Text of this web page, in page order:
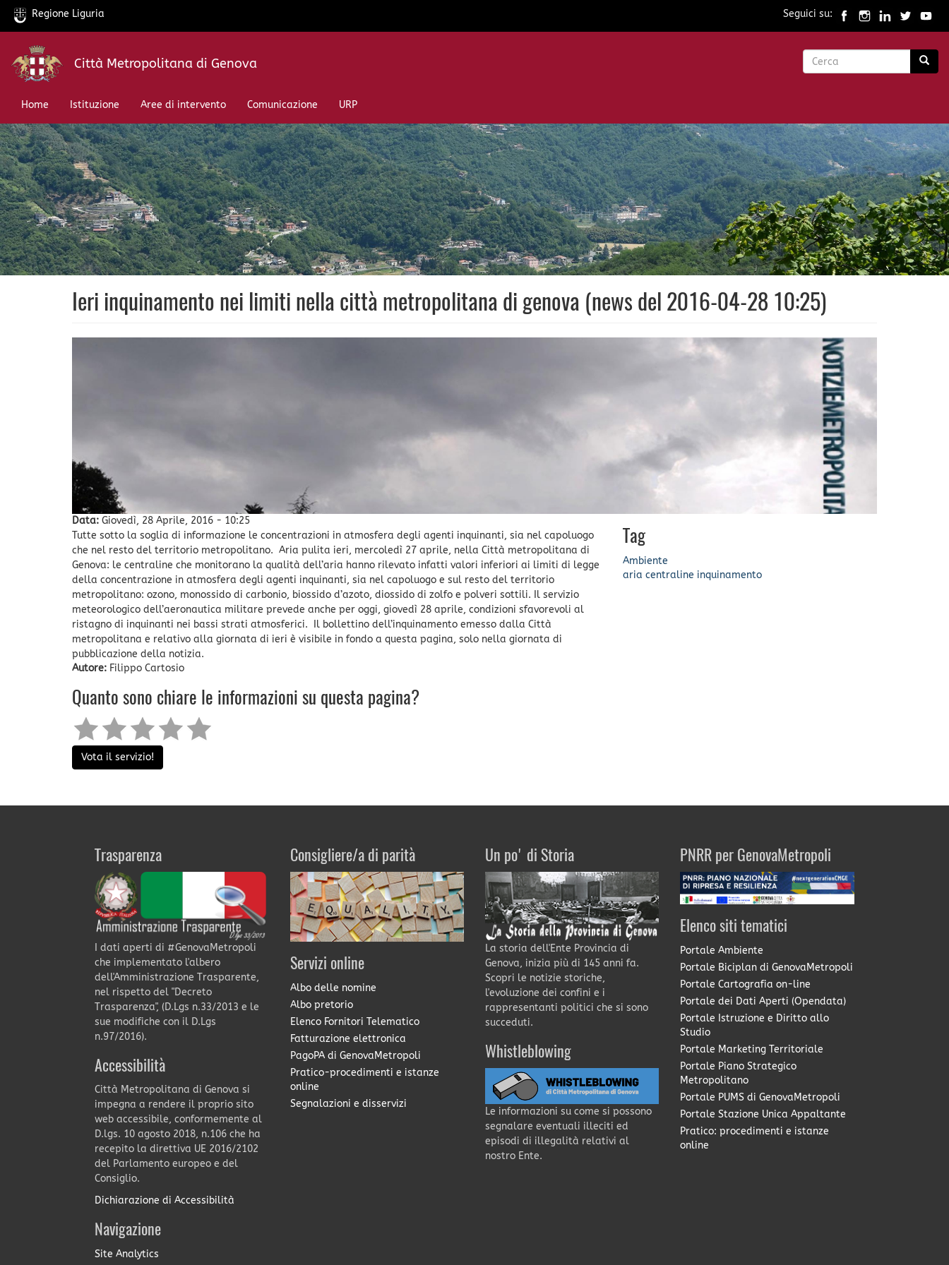
Salta
contenuto
Regione Liguria Seguici su:
Città Metropolitana di Genova
Form
Home
Istituzione Aree di intervento Comunicazione URP
Ieri inquinamento nei limiti nella città metropolitana di genova (news del 2016-04-28 10:25)
Data: Giovedì, 28 Aprile, 2016 - 10:25
Tutte sotto la soglia di informazione le concentrazioni in atmosfera degli agenti inquinanti, sia nel capoluogo
che nel resto del territorio metropolitano. Aria pulita ieri, mercoledì 27 aprile, nella Città metropolitana di
Genova: le centraline che monitorano la qualità dell’aria hanno rilevato infatti valori inferiori ai limiti di legge
della concentrazione in atmosfera degli agenti inquinanti, sia nel capoluogo e sul resto del territorio
metropolitano: ozono, monossido di carbonio, biossido d’azoto, diossido di zolfo e polveri sottili. Il servizio
meteorologico dell’aeronautica militare prevede anche per oggi, giovedì 28 aprile, condizioni sfavorevoli al
ristagno di inquinanti nei bassi strati atmosferici. Il bollettino dell’inquinamento emesso dalla Città
metropolitana e relativo alla giornata di ieri è visibile in fondo a questa pagina, solo nella giornata di
pubblicazione della notizia.
Autore: Filippo Cartosio
Tag
Ambiente
aria centraline inquinamento
Quanto sono chiare le informazioni su questa pagina?
Vota il servizio!
Trasparenza
I dati aperti di #GenovaMetropoli
che implementato l'albero
dell'Amministrazione Trasparente,
nel rispetto del "Decreto
Trasparenza", (D.Lgs n.33/2013 e le
sue modifiche con il D.Lgs
n.97/2016).
Accessibilità
Città Metropolitana di Genova si
impegna a rendere il proprio sito
web accessibile, conformemente al
D.lgs. 10 agosto 2018, n.106 che ha
recepito la direttiva UE 2016/2102
del Parlamento europeo e del
Consiglio.
Dichiarazione di Accessibilità
Navigazione
Site Analytics
Consigliere/a di parità
Servizi online
Albo delle nomine
Albo pretorio
Elenco Fornitori Telematico
Fatturazione elettronica
PagoPA di GenovaMetropoli
Pratico-procedimenti e istanze
online
Segnalazioni e disservizi
Un po' di Storia
La storia dell'Ente Provincia di
Genova, inizia più di 145 anni fa.
Scopri le notizie storiche,
l'evoluzione dei confini e i
rappresentanti politici che si sono
succeduti.
Whistleblowing
Le informazioni su come si possono
segnalare eventuali illeciti ed
episodi di illegalità relativi al
nostro Ente.
PNRR per GenovaMetropoli
Elenco siti tematici
Portale Ambiente
Portale Biciplan di GenovaMetropoli
Portale Cartografia on-line
Portale dei Dati Aperti (Opendata)
Portale Istruzione e Diritto allo
Studio
Portale Marketing Territoriale
Portale Piano Strategico
Metropolitano
Portale PUMS di GenovaMetropoli
Portale Stazione Unica Appaltante
Pratico: procedimenti e istanze
online